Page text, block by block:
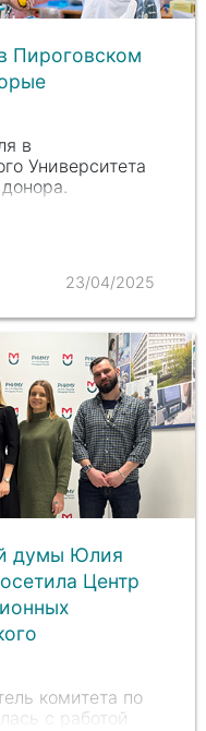
Пироговском
в
Университета
23/04/2025
думы Юлия
Центр
комитета по
с работой